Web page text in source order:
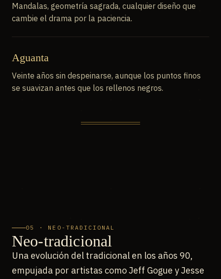
Mandalas, geometría sagrada, cualquier diseño que
cambie el drama por la paciencia.
Aguanta
Veinte años sin despeinarse, aunque los puntos finos
se suavizan antes que los rellenos negros.
05 · NEO-TRADICIONAL
Neo-tradicional
Una evolución del tradicional en los años 90,
empujada por artistas como Jeff Gogue y Jesse